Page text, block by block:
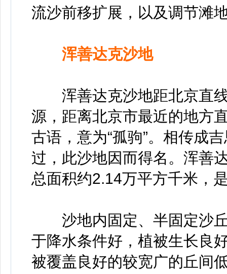
流沙前移扩展，以及调节滩
浑善达克沙地
浑善达克沙地距北京直线
源，距离北京市最近的地方
古语，意为“孤驹”。相传成
过，此沙地因而得名。浑善
总面积约2.14万平方千米，
沙地内固定、半固定沙丘
于降水条件好，植被生长良
被覆盖良好的较宽广的丘间